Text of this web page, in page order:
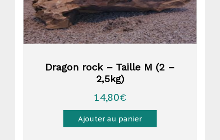
Dragon rock – Taille M (2 –
2,5kg)
14,80€
Ajouter au panier